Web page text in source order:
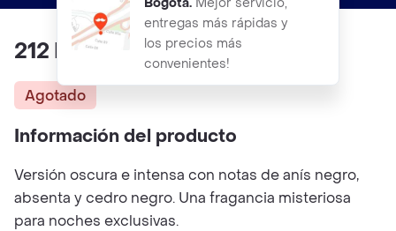
entregas más rápidas y
los precios más
convenientes!
212 Heroes Carolina Herrera
Agotado
Información del producto
Versión oscura e intensa con notas de anís negro,
absenta y cedro negro. Una fragancia misteriosa
para noches exclusivas.